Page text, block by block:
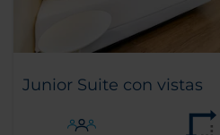
Junior Suite con vistas